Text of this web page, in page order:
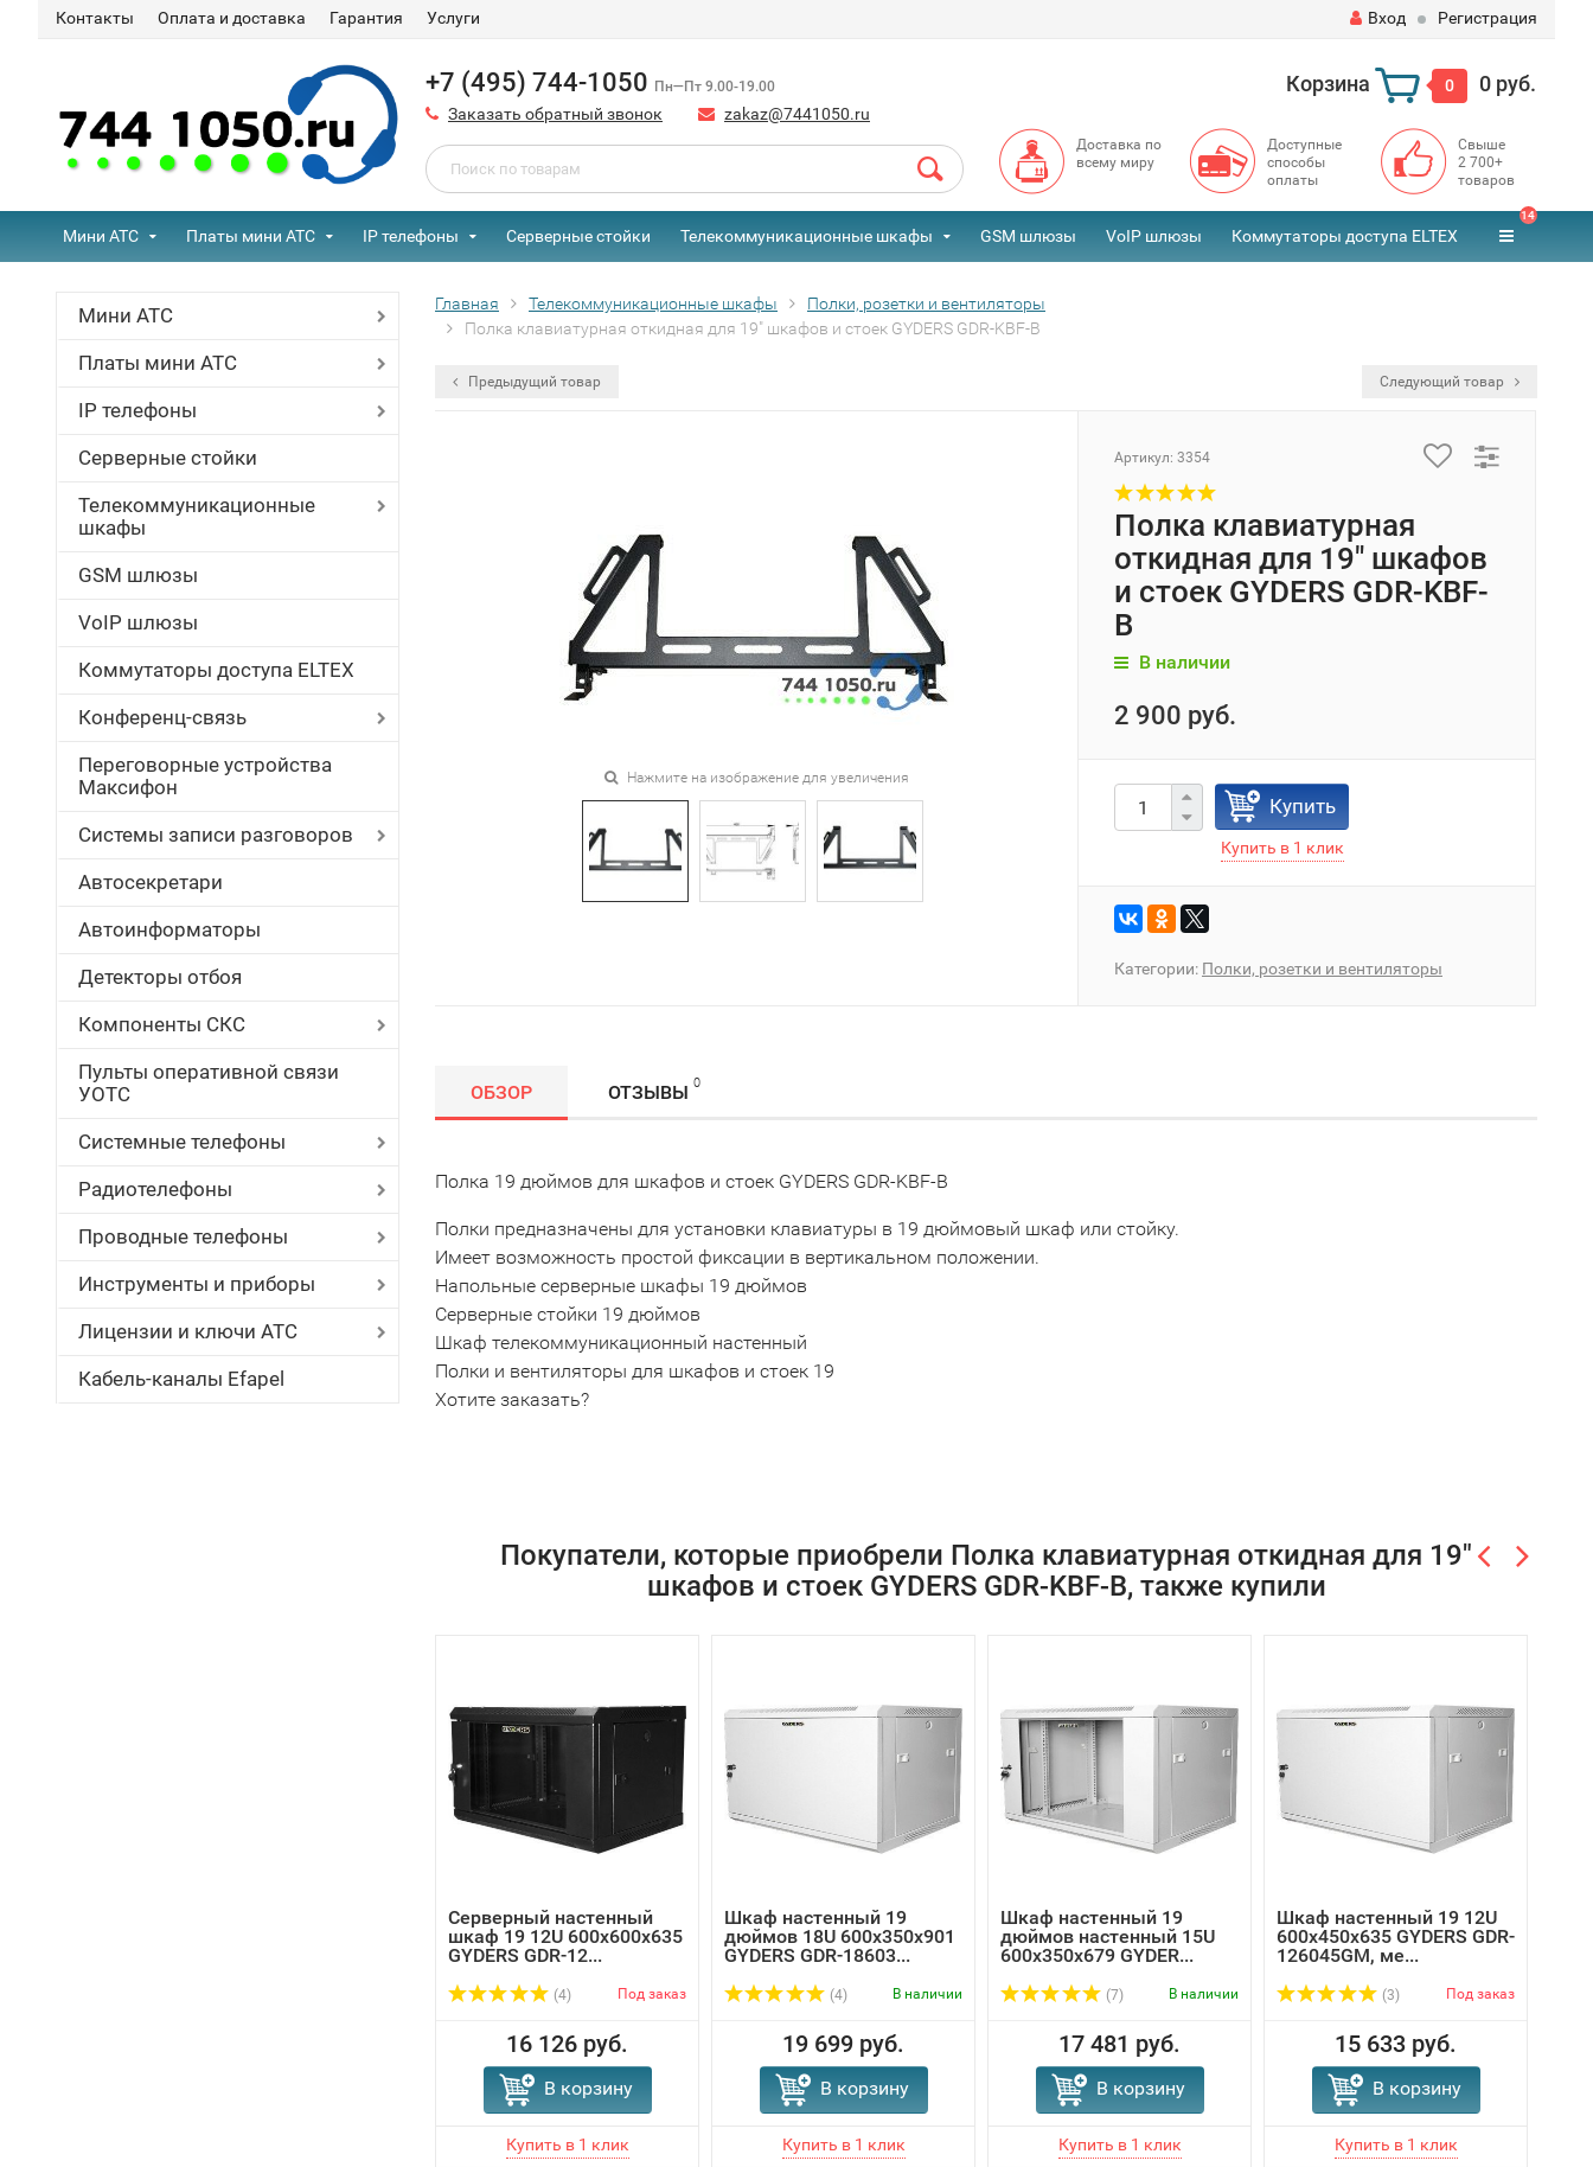
Контакты Оплата и доставка Гарантия Услуги Вход Регистрация
+7 (495) 744-1050 Пн—Пт 9.00-19.00
Заказать обратный звонок zakaz@7441050.ru
Корзина 0 0 руб.
Доставка по
всему миру
Доступные
способы
оплаты
Свыше
2 700+
товаров
Мини АТС Платы мини АТС IP телефоны Серверные стойки Телекоммуникационные шкафы GSM шлюзы VoIP шлюзы Коммутаторы доступа ELTEX
14
Мини АТС
Платы мини АТС
IP телефоны
Серверные стойки
Телекоммуникационные
шкафы
GSM шлюзы
VoIP шлюзы
Коммутаторы доступа ELTEX
Конференц-связь
Переговорные устройства
Максифон
Системы записи разговоров
Автосекретари
Автоинформаторы
Детекторы отбоя
Компоненты СКС
Пульты оперативной связи
УОТС
Системные телефоны
Радиотелефоны
Проводные телефоны
Инструменты и приборы
Лицензии и ключи АТС
Кабель-каналы Efapel
Главная Телекоммуникационные шкафы
Полки, розетки и вентиляторы
Полка клавиатурная откидная для 19" шкафов и стоек GYDERS GDR-KBF-B
Предыдущий товар Следующий товар
Нажмите на изображение для увеличения
Артикул: 3354
Полка клавиатурная
откидная для 19" шкафов
и стоек GYDERS GDR-KBF-
B
В наличии
2 900 руб.
Купить
Категории: Полки, розетки и вентиляторы
ОБЗОР ОТЗЫВЫ 0
Полка 19 дюймов для шкафов и стоек GYDERS GDR-KBF-B
Полки предназначены для установки клавиатуры в 19 дюймовый шкаф или стойку.
Имеет возможность простой фиксации в вертикальном положении.
Напольные серверные шкафы 19 дюймов
Серверные стойки 19 дюймов
Шкаф телекоммуникационный настенный
Полки и вентиляторы для шкафов и стоек 19
Хотите заказать?
Покупатели, которые приобрели Полка клавиатурная откидная для 19"
шкафов и стоек GYDERS GDR-KBF-B, также купили
Серверный настенный
шкаф 19 12U 600х600х635
GYDERS GDR-12...
(4) Под заказ
16 126 руб.
В корзину
Шкаф настенный 19
дюймов 18U 600х350х901
GYDERS GDR-18603...
(4) В наличии
19 699 руб.
В корзину
Шкаф настенный 19
дюймов настенный 15U
600x350x679 GYDER...
(7) В наличии
17 481 руб.
В корзину
Шкаф настенный 19 12U
600х450х635 GYDERS GDR-
126045GM, ме...
(3) Под заказ
15 633 руб.
В корзину